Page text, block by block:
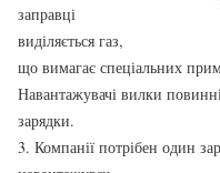
заправці
виділяється газ,
що вимагає спеціальних
Навантажувачі вилки
зарядки.
3. Компанії потрібен один